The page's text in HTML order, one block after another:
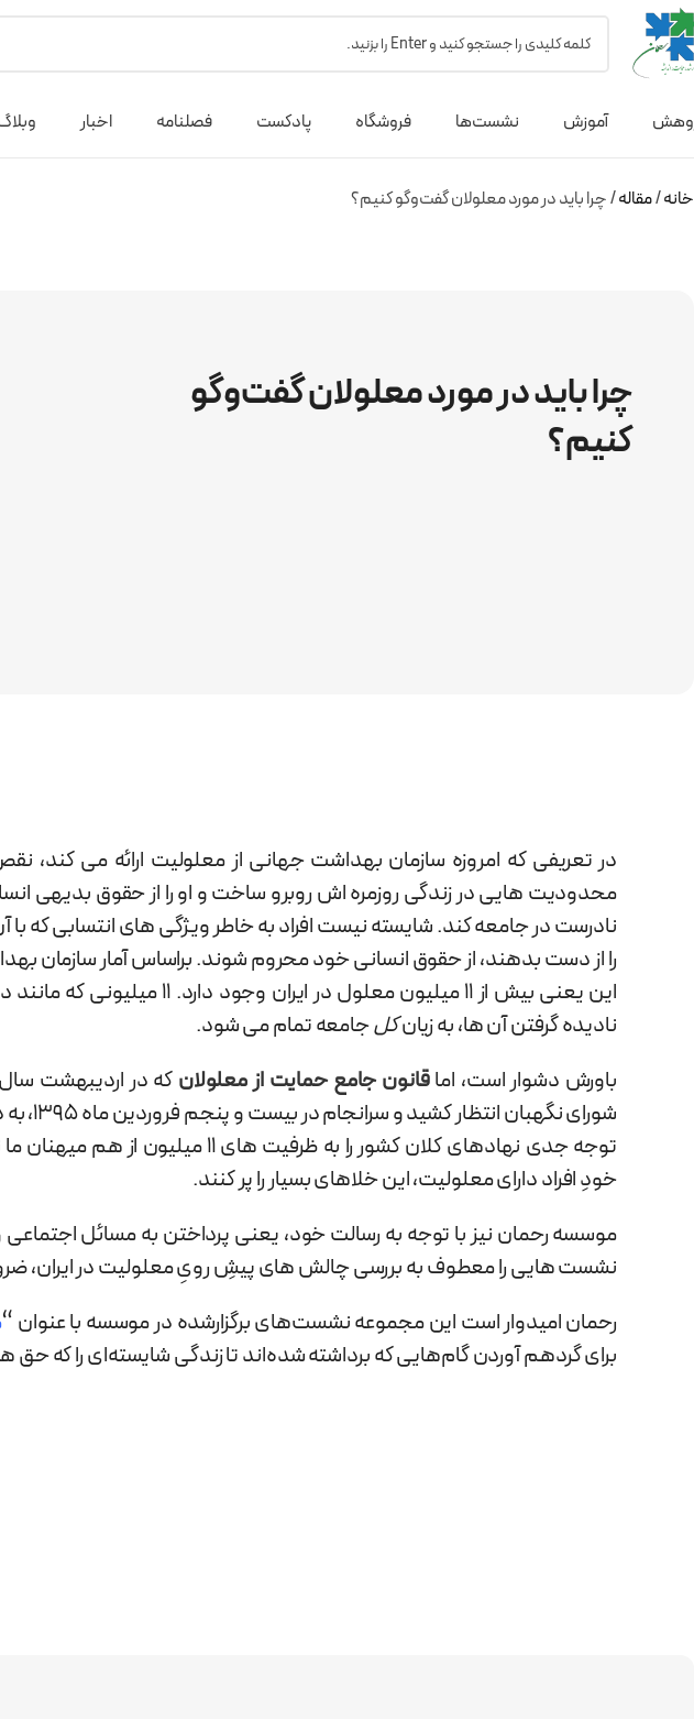
آموزش نشست‌ها فروشگاه پادکست فصلنامه اخبار
خانه مقاله چرا باید در مورد معلولان گفت‌وگو کنیم؟
چرا باید در مورد معلولان گفت‌وگو
کنیم؟
در تعریفی که امروزه سازمان بهداشت جهانی از معلولیت ارائه می
محدودیت هایی در زندگی روزمره اش روبرو ساخت و او را از حقوق بدیهی
نادرست در جامعه کند. شایسته نیست افراد به خاطر ویژگی های انتسابی که
این یعنی بیش از 11 میلیون
نادیده گرفتن آن ها، به زیانکلجامعه تمام می شود.
باورش دشوار است، اماقانون جامع حمایت از معلولان
شورای
توجه جدی نهادهای کلان کشور را
خودِ افراد دارای معلولیت، این خلاهای بسیار را پر کنند.
موسسه رحمان نیز با توجه به رسالت خود، یعنی پرداختن به مسائل
نشست هایی را معطوف به بررسی چالش های پیشِ رویِ معلولیت در ایران،
رحمان امیدوار است این مجموعه نشست­‌های برگزارشده در موسسه با عنوان “
برای گردهم آوردن گام‌­هایی که برداشته شده‌­اند تا زندگی شایسته‌­ای را که حق